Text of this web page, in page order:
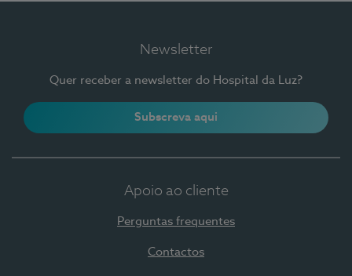
Newsletter
Quer receber a newsletter do Hospital da Luz?
Subscreva aqui
Apoio ao cliente
Perguntas frequentes
Contactos